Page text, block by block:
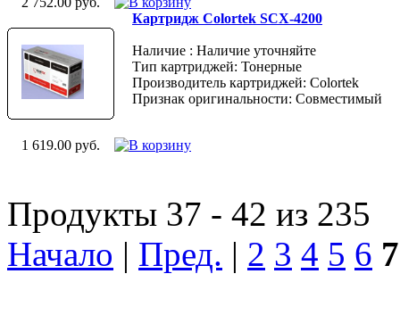
Картридж Colortek SCX-4200
Наличие : Наличие уточняйте
Тип картриджей: Тонерные
Производитель картриджей: Colortek
Признак оригинальности: Совместимый
1 619.00 руб.
Продукты 37 - 42 из 235
Начало | Пред. | 2 3 4 5 6 7